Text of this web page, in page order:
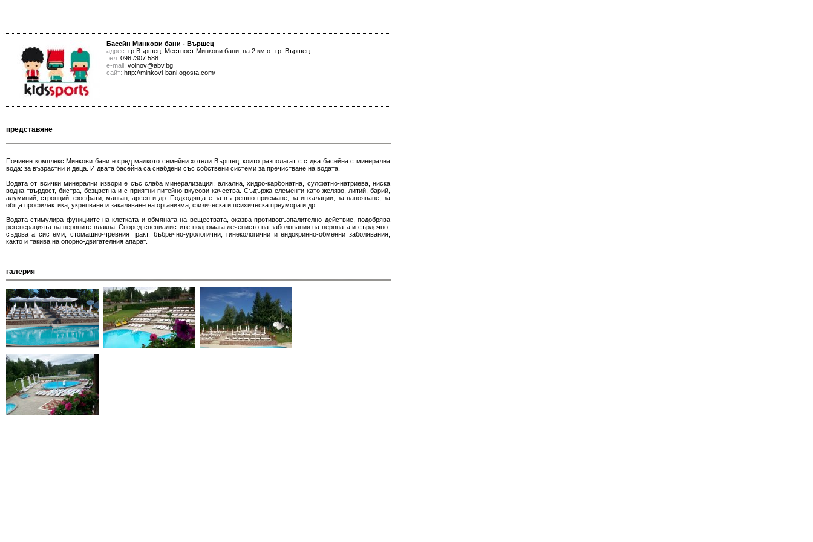
Басейн Минкови бани - Вършец
адрес: гр.Вършец, Местност Минкови бани, на 2 км от гр. Вършец
тел: 096 /307 588
е-mail: voinov@abv.bg
сайт: http://minkovi-bani.ogosta.com/
представяне
Почивен комплекс Минкови бани е сред малкото семейни хотели Вършец, които разполагат с с два басейна с минерална
вода: за възрастни и деца. И двата басейна са снабдени със собствени системи за пречистване на водата.
Водата от всички минерални извори е със слаба минерализация, алкална, хидро-карбонатна, сулфатно-натриева, ниска
водна твърдост, бистра, безцветна и с приятни питейно-вкусови качества. Съдържа елементи като желязо, литий, барий,
алуминий, стронций, фосфати, манган, арсен и др. Подходяща е за вътрешно приемане, за инхалации, за напояване, за
обща профилактика, укрепване и закаляване на организма, физическа и психическа преумора и др.
Водата стимулира функциите на клетката и обмяната на веществата, оказва противовъзпалително действие, подобрява
регенерацията на нервните влакна. Според специалистите подпомага лечението на заболявания на нервната и сърдечно-
съдовата системи, стомашно-чревния тракт, бъбречно-урологични, гинекологични и ендокринно-обменни заболявания,
както и такива на опорно-двигателния апарат.
галерия